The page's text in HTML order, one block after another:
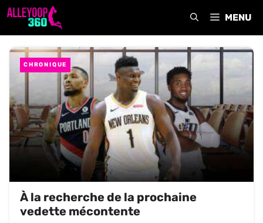
Aller
MENU
CHRONIQUE
À la recherche de la prochaine
vedette mécontente